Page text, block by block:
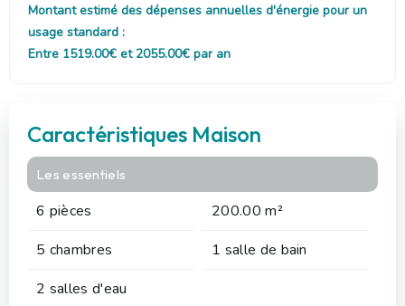
Montant estimé des dépenses annuelles d'énergie pour un
usage standard :
Entre 1519.00€ et 2055.00€ par an
Caractéristiques Maison
Les essentiels
6 pièces
200.00 m²
5 chambres
1 salle de bain
2 salles d'eau